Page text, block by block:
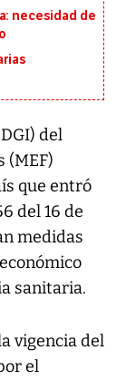
necesidad de
del
(MEF)
que entró
del 16 de
medidas
sanitaria.
vigencia del
el